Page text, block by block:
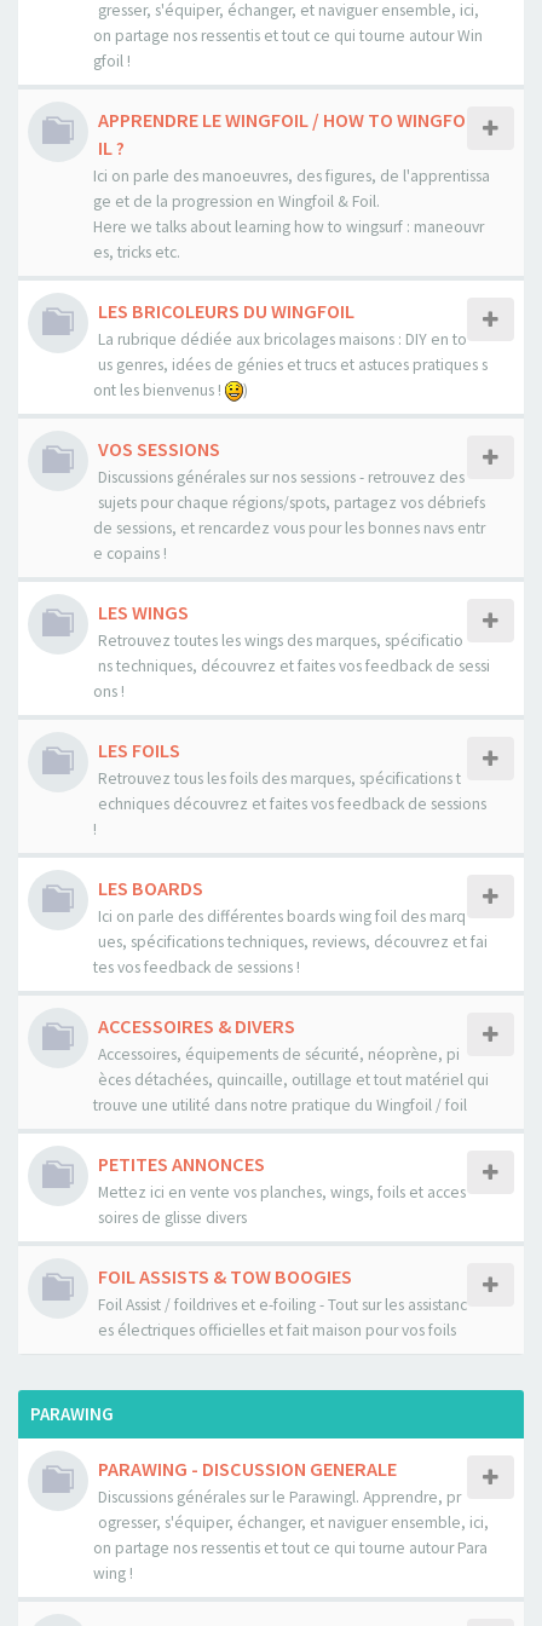
gresser, s'équiper, échanger, et naviguer ensemble, ici,
on partage nos ressentis et tout ce qui tourne autour Win
gfoil !
APPRENDRE LE WINGFOIL / HOW TO WINGFO
IL ?
Ici on parle des manoeuvres, des figures, de l'apprentissa
ge et de la progression en Wingfoil & Foil.
Here we talks about learning how to wingsurf : maneouvr
es, tricks etc.
LES BRICOLEURS DU WINGFOIL
La rubrique dédiée aux bricolages maisons : DIY en to
us genres, idées de génies et trucs et astuces pratiques s
ont les bienvenus !
)
VOS SESSIONS
Discussions générales sur nos sessions - retrouvez des
sujets pour chaque régions/spots, partagez vos débriefs
de sessions, et rencardez vous pour les bonnes navs entr
e copains !
LES WINGS
Retrouvez toutes les wings des marques, spécificatio
ns techniques, découvrez et faites vos feedback de sessi
ons !
LES FOILS
Retrouvez tous les foils des marques, spécifications t
echniques découvrez et faites vos feedback de sessions
!
LES BOARDS
Ici on parle des différentes boards wing foil des marq
ues, spécifications techniques, reviews, découvrez et fai
tes vos feedback de sessions !
ACCESSOIRES & DIVERS
Accessoires, équipements de sécurité, néoprène, pi
èces détachées, quincaille, outillage et tout matériel qui
trouve une utilité dans notre pratique du Wingfoil / foil
PETITES ANNONCES
Mettez ici en vente vos planches, wings, foils et acces
soires de glisse divers
FOIL ASSISTS & TOW BOOGIES
Foil Assist / foildrives et e-foiling - Tout sur les assistanc
es électriques officielles et fait maison pour vos foils
PARAWING
PARAWING - DISCUSSION GENERALE
Discussions générales sur le Parawingl. Apprendre, pr
ogresser, s'équiper, échanger, et naviguer ensemble, ici,
on partage nos ressentis et tout ce qui tourne autour Para
wing !